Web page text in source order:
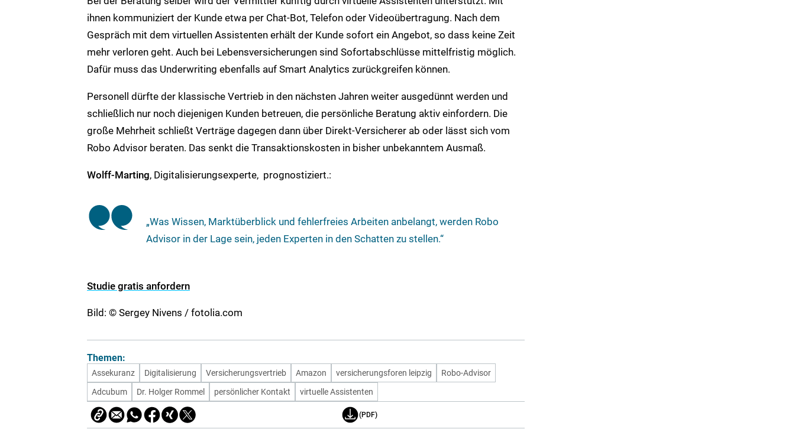
ihnen kommuniziert der Kunde etwa per Chat-Bot, Telefon oder Videoübertragung. Nach dem
Gespräch mit dem virtuellen Assistenten erhält der Kunde sofort ein Angebot, so dass keine Zeit
mehr verloren geht. Auch bei Lebensversicherungen sind Sofortabschlüsse mittelfristig möglich.
Dafür muss das Underwriting ebenfalls auf Smart Analytics zurückgreifen können.
Personell dürfte der klassische Vertrieb in den nächsten Jahren weiter ausgedünnt werden und
schließlich nur noch diejenigen Kunden betreuen, die persönliche Beratung aktiv einfordern. Die
große Mehrheit schließt Verträge dagegen dann über Direkt-Versicherer ab oder lässt sich vom
Robo Advisor beraten. Das senkt die Transaktionskosten in bisher unbekanntem Ausmaß.
Wolff-Marting, Digitalisierungsexperte, prognostiziert.:
„Was Wissen, Marktüberblick und fehlerfreies Arbeiten anbelangt, werden Robo
Advisor in der Lage sein, jeden Experten in den Schatten zu stellen.“
Studie gratis anfordern
Bild: © Sergey Nivens / fotolia.com
Themen:
Assekuranz Digitalisierung Versicherungsvertrieb Amazon versicherungsforen leipzig
Robo-Advisor
Adcubum
Dr. Holger Rommel persönlicher Kontakt virtuelle Assistenten
(PDF)